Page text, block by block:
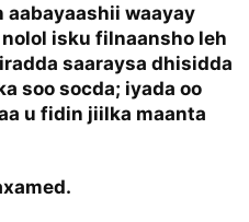
aabayaashii waayay
isku filnaansho leh
saaraysa dhisidda
soo socda; iyada oo
u fidin jiilka maanta